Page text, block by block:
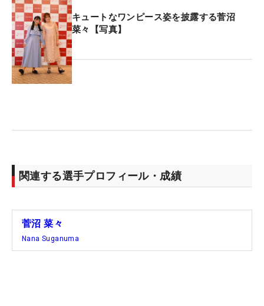
ほど、飛距離が出ていた。特にアイアンの飛距離が
すさまじかった。「ピッチングウェッジがきょうも
バーディを獲るときに大活躍してくれたんですが、
いつもならキャリー125ヤードなのが、140ヤード
飛んでいました」と本人も驚く。
番手でグリーンを狙えるので」とここでも笑顔を見
せた。
と」。アイドルにも、ゴリラにもなりきって、笑顔
キュートなワンピース姿を披露する菅沼
菜々【写真】
関連する選手プロフィール・成績
菅沼 菜々
Nana Suganuma